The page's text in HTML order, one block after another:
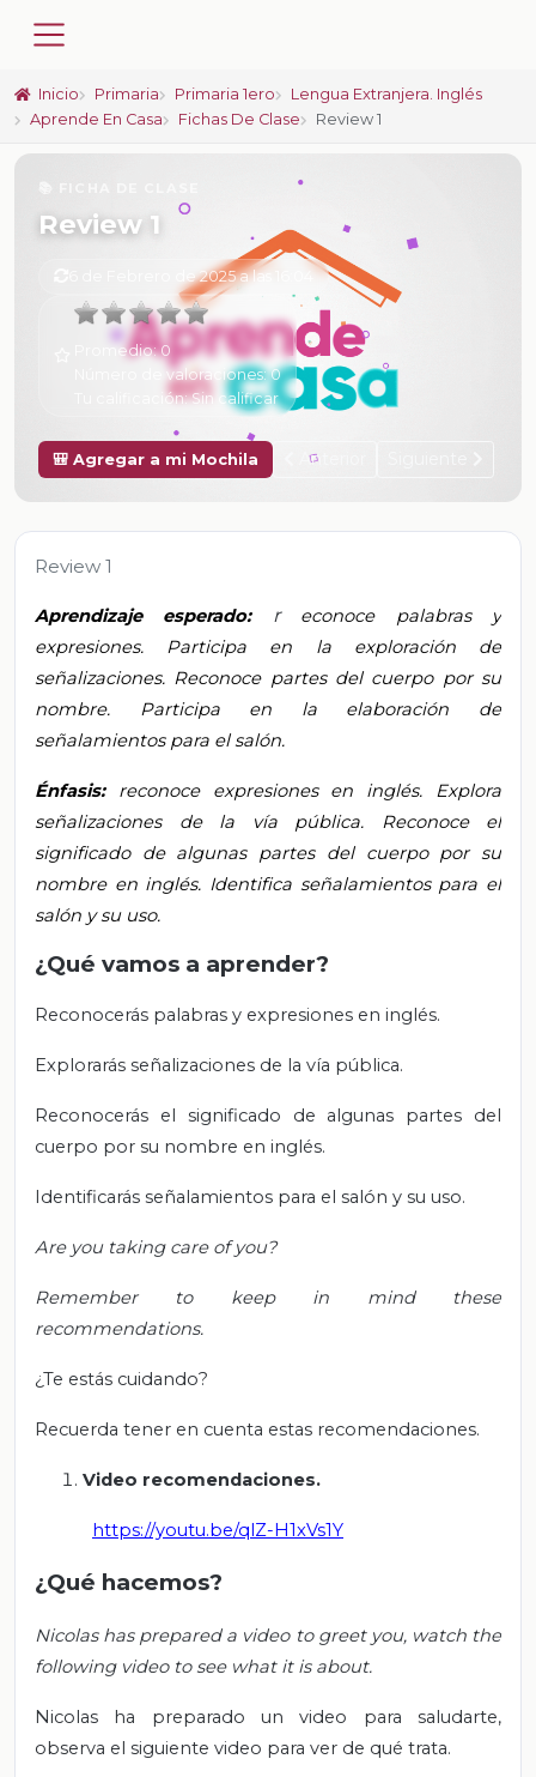
Inicio Primaria Primaria 1ero
Lengua Extranjera. Inglés
Aprende En Casa
Fichas De Clase Review 1
Review 1
6 de Febrero de 2025 a las 16:04
Promedio:0
Número de valoraciones:0
Tu calificación:Sin calificar
🎒 Agregar a mi Mochila Anterior
Review 1
Aprendizaje esperado: r econoce palabras y
expresiones. Participa en la exploración de
señalizaciones. Reconoce partes del cuerpo por su
nombre. Participa en la elaboración de
señalamientos para el salón.
Énfasis: reconoce expresiones en inglés. Explora
señalizaciones de la vía pública. Reconoce el
significado de algunas partes del cuerpo por su
nombre en inglés. Identifica señalamientos para el
salón y su uso.
¿Qué vamos a aprender?
Reconocerás palabras y expresiones en inglés.
Explorarás señalizaciones de la vía pública.
Reconocerás el significado de algunas partes del
cuerpo por su nombre en inglés.
Identificarás señalamientos para el salón y su uso.
Are you taking care of you?
Remember to keep in mind these
recommendations.
¿Te estás cuidando?
Recuerda tener en cuenta estas recomendaciones.
Video recomendaciones.
https://youtu.be/qlZ-H1xVs1Y
¿Qué hacemos?
Nicolas has prepared a video to greet you, watch the
following video to see what it is about.
Nicolas ha preparado un video para saludarte,
observa el siguiente video para ver de qué trata.